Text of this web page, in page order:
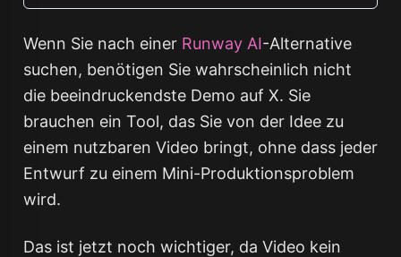
Wenn Sie nach einer Runway AI-Alternative
suchen, benötigen Sie wahrscheinlich nicht
die beeindruckendste Demo auf X. Sie
brauchen ein Tool, das Sie von der Idee zu
einem nutzbaren Video bringt, ohne dass jeder
Entwurf zu einem Mini-Produktionsproblem
wird.
Das ist jetzt noch wichtiger, da Video kein